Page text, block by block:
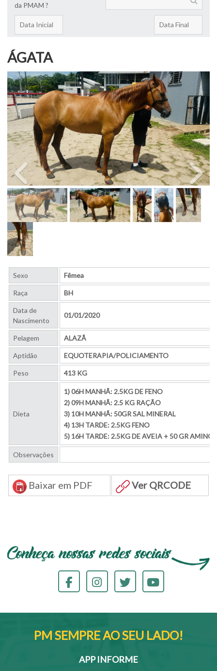
da PMAM ?
ÁGATA
Sexo Fêmea
Raça BH
Data de
Nascimento
01/01/2020
Pelagem ALAZÃ
Aptidão EQUOTERAPIA/POLICIAMENTO
Peso 413 KG
Dieta
1) 06H MANHÃ: 2.5KG DE FENO
2) 09H MANHÃ: 2.5 KG RAÇÃO
3) 10H MANHÃ: 50GR SAL MINERAL
4) 13H TARDE: 2.5KG FENO
5) 16H TARDE: 2.5KG DE AVEIA + 50 GR
Observações
Baixar em PDF Ver QRCODE
PM SEMPRE AO SEU LADO!
APP INFORME